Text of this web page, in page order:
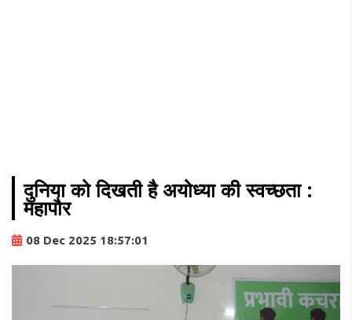
दुनिया को दिखती है अयोध्या की स्वच्छता :
महापौर
08 Dec 2025 18:57:01